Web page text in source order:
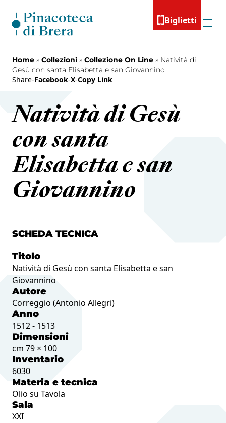
Biglietti
Menu
Home » Collezioni » Collezione On Line » Natività di
Gesù con santa Elisabetta e san Giovannino
Share-Facebook-X-Copy Link
Natività di Gesù
con santa
Elisabetta e san
Giovannino
SCHEDA TECNICA
Titolo
Natività di Gesù con santa Elisabetta e san
Giovannino
Autore
Correggio (Antonio Allegri)
Anno
1512 - 1513
Dimensioni
cm 79 × 100
Inventario
6030
Materia e tecnica
Olio su Tavola
Sala
XXI